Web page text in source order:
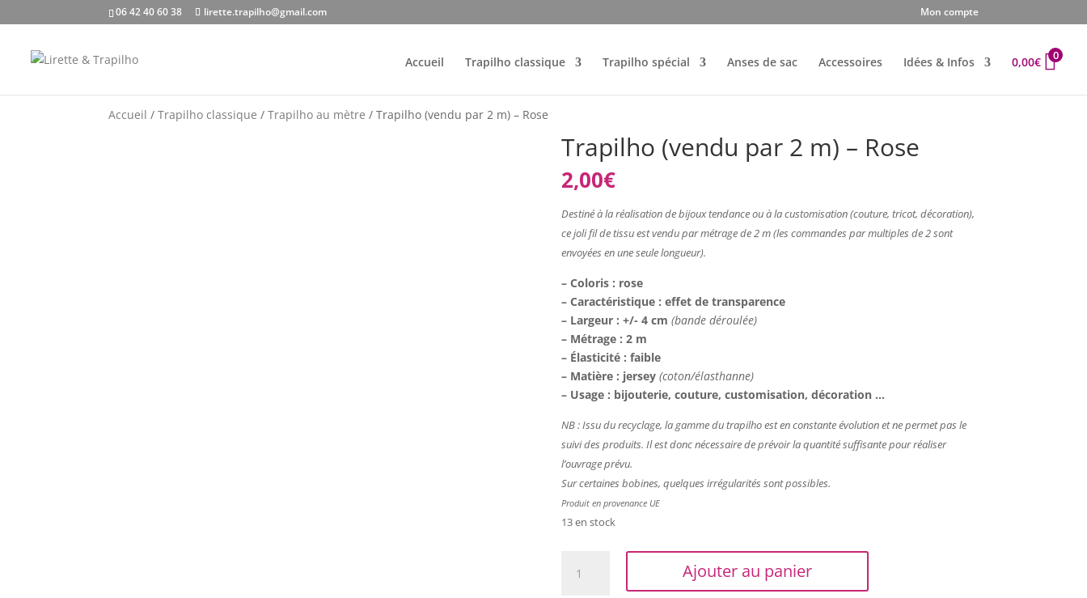
06 42 40 60 38 lirette.trapilho@gmail.com Mon compte
Accueil Trapilho classique Trapilho spécial Anses de sac Accessoires Idées & Infos 0,00€ 0
Accueil /Trapilho classique /Trapilho au mètre / Trapilho (vendu par 2 m) – Rose
Trapilho (vendu par 2 m) – Rose
2,00€
Destiné à la réalisation de bijoux tendance ou à la customisation (couture, tricot, décoration),
ce joli fil de tissu est vendu par métrage de 2 m (les commandes par multiples de 2 sont
envoyées en une seule longueur).
– Coloris : rose
– Caractéristique : effet de transparence
– Largeur : +/- 4 cm (bande déroulée)
– Métrage : 2 m
– Élasticité : faible
– Matière : jersey (coton/élasthanne)
– Usage : bijouterie, couture, customisation, décoration …
NB : Issu du recyclage, lagamme du trapilho est en constante évolution et ne permet pas le
suivi des produits. Il est donc nécessaire de prévoir la quantité suffisante pour réaliser
l’ouvrage prévu.
Sur certaines bobines, quelques irrégularités sont possibles.
Produit en provenance UE
13 en stock
Ajouter au panier